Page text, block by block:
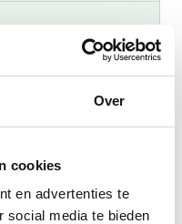
Over
cookies
en advertenties te
social media te bieden
snel, intens en
spel, met het
energie op de